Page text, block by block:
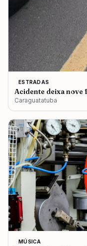
ESTRADAS
Acidente deixa nove
Caraguatatuba
MÚSICA